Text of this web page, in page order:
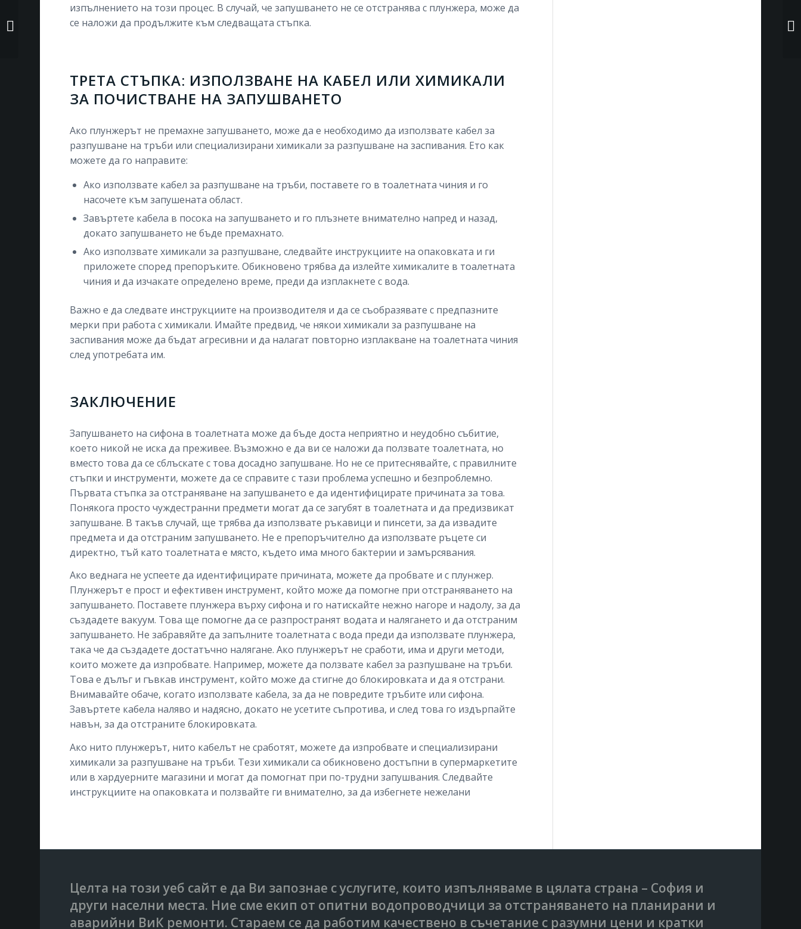
изпълнението на този процес. В случай, че запушването не се отстранява с плунжера, може да
се наложи да продължите към следващата стъпка.
ТРЕТА СТЪПКА: ИЗПОЛЗВАНЕ НА КАБЕЛ ИЛИ ХИМИКАЛИ
ЗА ПОЧИСТВАНЕ НА ЗАПУШВАНЕТО
Ако плунжерът не премахне запушването, може да е необходимо да използвате кабел за
разпушване на тръби или специализирани химикали за разпушване на заспивания. Ето как
можете да го направите:
Ако използвате кабел за разпушване на тръби, поставете го в тоалетната чиния и го
насочете към запушената област.
Завъртете кабела в посока на запушването и го плъзнете внимателно напред и назад,
докато запушването не бъде премахнато.
Ако използвате химикали за разпушване, следвайте инструкциите на опаковката и ги
приложете според препоръките. Обикновено трябва да излейте химикалите в тоалетната
чиния и да изчакате определено време, преди да изплакнете с вода.
Важно е да следвате инструкциите на производителя и да се съобразявате с предпазните
мерки при работа с химикали. Имайте предвид, че някои химикали за разпушване на
заспивания може да бъдат агресивни и да налагат повторно изплакване на тоалетната чиния
след употребата им.
ЗАКЛЮЧЕНИЕ
Запушването на сифона в тоалетната може да бъде доста неприятно и неудобно събитие,
което никой не иска да преживее. Възможно е да ви се наложи да ползвате тоалетната, но
вместо това да се сблъскате с това досадно запушване. Но не се притеснявайте, с правилните
стъпки и инструменти, можете да се справите с тази проблема успешно и безпроблемно.
Първата стъпка за отстраняване на запушването е да идентифицирате причината за това.
Понякога просто чуждестранни предмети могат да се загубят в тоалетната и да предизвикат
запушване. В такъв случай, ще трябва да използвате ръкавици и пинсети, за да извадите
предмета и да отстраним запушването. Не е препоръчително да използвате ръцете си
директно, тъй като тоалетната е място, където има много бактерии и замърсявания.
Ако веднага не успеете да идентифицирате причината, можете да пробвате и с плунжер.
Плунжерът е прост и ефективен инструмент, който може да помогне при отстраняването на
запушването. Поставете плунжера върху сифона и го натискайте нежно нагоре и надолу, за да
създадете вакуум. Това ще помогне да се разпространят водата и налягането и да отстраним
запушването. Не забравяйте да запълните тоалетната с вода преди да използвате плунжера,
така че да създадете достатъчно налягане. Ако плунжерът не сработи, има и други методи,
които можете да изпробвате. Например, можете да ползвате кабел за разпушване на тръби.
Това е дълъг и гъвкав инструмент, който може да стигне до блокировката и да я отстрани.
Внимавайте обаче, когато използвате кабела, за да не повредите тръбите или сифона.
Завъртете кабела наляво и надясно, докато не усетите съпротива, и след това го издърпайте
навън, за да отстраните блокировката.
Ако нито плунжерът, нито кабелът не сработят, можете да изпробвате и специализирани
химикали за разпушване на тръби. Тези химикали са обикновено достъпни в супермаркетите
или в хардуерните магазини и могат да помогнат при по-трудни запушвания. Следвайте
инструкциите на опаковката и ползвайте ги внимателно, за да избегнете нежелани
Целта на този уеб сайт е да Ви запознае с услугите, които изпълняваме в цялата страна – София и
други населни места. Ние сме екип от опитни водопроводчици за отстраняването на планирани и
аварийни ВиК ремонти. Стараем се да работим качествено в съчетание с разумни цени и кратки
Стъпки за безопасно
демонтиране на